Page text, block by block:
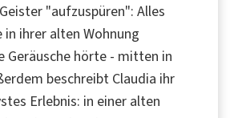
"aufzuspüren": Alles
in ihrer alten Wohnung
Geräusche hörte - mitten in
beschreibt Claudia ihr
Erlebnis: in einer alten